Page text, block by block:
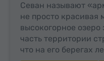
Севан называют
не просто красивая
высокогорное
часть территории
что на его берегах